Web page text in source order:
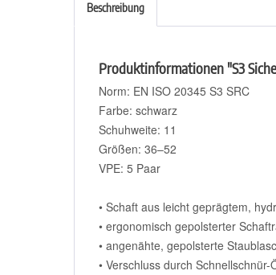
Beschreibung
Produktinformationen "S3
Norm: EN ISO 20345 S3 SRC
Farbe: schwarz
Schuhweite: 11
Größen: 36–52
VPE: 5 Paar
• Schaft aus leicht geprägtem,
• ergonomisch gepolsterter
• angenähte, gepolsterte
• Verschluss durch Schnellschnür-